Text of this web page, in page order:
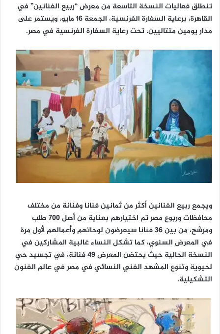
تنطلق فعاليات النسخة التاسعة من معرض “ربيع الفنانين” في
القاهرة، برعاية السفارة الفرنسية، الجمعة 16 مايو، ويستمر على
مدار يومين متتاليين، تحت رعاية السفارة الفرنسية في مصر.
ويجمع ربيع الفنانين أكثر من ثمانين فنانا وفنانة من مختلف
محافظات وربوع مصر تم اختيارهم بعناية من أصل 700 طلب
ومرشح، من بين 36 فنانا سيعرضون لوحاتهم وأعمالهم لأول مرة
في المعرض السنوي، كما تشكل النساء غالبية المشاركين في
النسخة الحالية حيث يحتضن المعرض 49 فنانة، في تجسيد حي
لحيوية وتنوع المشهد الفني النسائي في مصر في عالم الفنون
التشكيلية.